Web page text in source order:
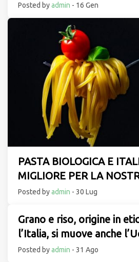
Posted byadmin - 16 Gen
PASTA BIOLOGICA E
MIGLIORE PER LA
Posted byadmin - 30 Lug
Grano e riso, origine in
l’Italia, si muove anche
Posted byadmin - 31 Ago